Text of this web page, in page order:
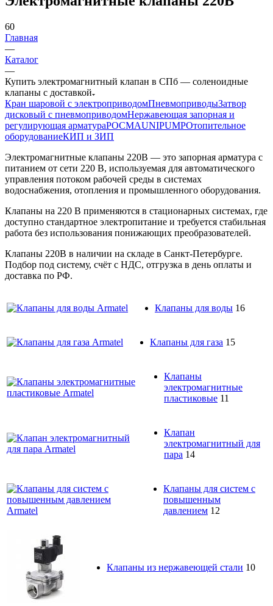
60
Главная
—
Каталог
—
Купить электромагнитный клапан в СПб — соленоидные
клапаны с доставкой
Кран шаровой с электроприводомПневмоприводыЗатвор
дисковый с пневмоприводомНержавеющая запорная и
регулирующая арматураРОСМАUNIPUMPОтопительное
оборудованиеКИП и ЗИП
Электромагнитные клапаны 220В — это запорная арматура с
питанием от сети 220 В, используемая для автоматического
управления потоком рабочей среды в системах
водоснабжения, отопления и промышленного оборудования.
Клапаны на 220 В применяются в стационарных системах, где
доступно стандартное электропитание и требуется стабильная
работа без использования понижающих преобразователей.
Клапаны 220В в наличии на складе в Санкт-Петербурге.
Подбор под систему, счёт с НДС, отгрузка в день оплаты и
доставка по РФ.
Клапаны для воды 16
Клапаны для газа 15
Клапаны
электромагнитные
пластиковые 11
Клапан
электромагнитный для
пара 14
Клапаны для систем с
повышенным
давлением 12
Клапаны из нержавеющей стали 10